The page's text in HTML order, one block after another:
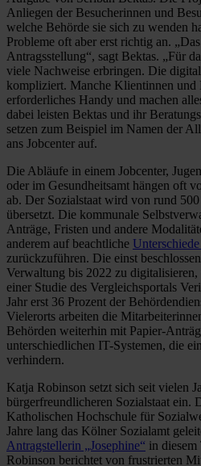
Anliegen der Besucherinnen und
welche Behörde sie sich zu wenden
Probleme oft aber erst richtig an.
Antragsstellung“, sagt Bektas. „Für
viele Nachweise erbringen. Die
kompliziert. Manche Klientinnen und
erforderliches Handy und machen
dabei leisten Bektas und ihr
setzen zum Beispiel im Namen der
ans Jobcenter auf.
Die Abläufe in einem Jobcenter,
oder im Gesundheitsamt hängen oft
ab. Der Sozialstaat wird von rund
übersetzt. Die kommunale
Anträge, Fristen und andere
anderem auf beachtliche
zurückzuführen. Die einst
Verwaltung bis 2022 zu
einer Studie des Vergleichsportals
Jahr erst 36 Prozent der
Vielerorts arbeiten die
Behörden weiterhin mit Papier-
unterschiedlichen IT-Systemen, die
verhindern.
Katja Robinson setzt sich seit vielen
bürgerfreundlicheren Sozialstaat ein.
Katholischen Hochschule für
Jahre lang das Kölner Sozialamt
Antragstellerin „Josephine“ in diesem
Robinson berichtet von frustrierten